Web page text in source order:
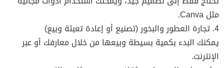
مثل Canva.
4. تجارة العطور والبخور (تصنيع أو إعادة تعبئة وبيع)
يمكنك البدء بكمية بسيطة وبيعها من خلال معارفك أو عبر
الإنترنت.